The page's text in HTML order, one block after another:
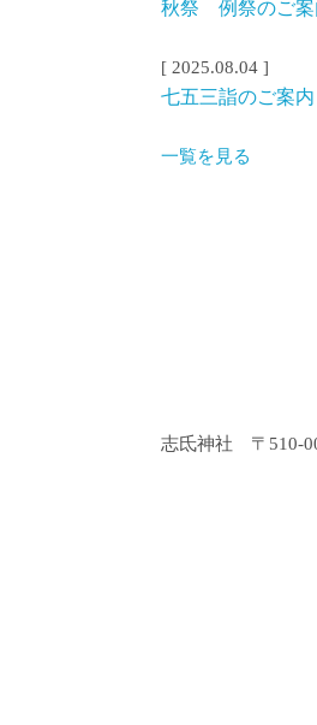
秋祭 例祭のご案
[ 2025.08.04 ]
七五三詣のご案内
一覧を見る
志氐神社 〒510-